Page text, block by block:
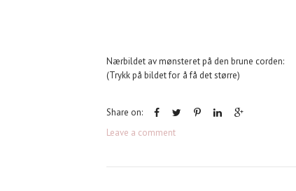
Nærbildet av mønsteret på den brune corden:
(Trykk på bildet for å få det større)
Share on:
Leave a comment